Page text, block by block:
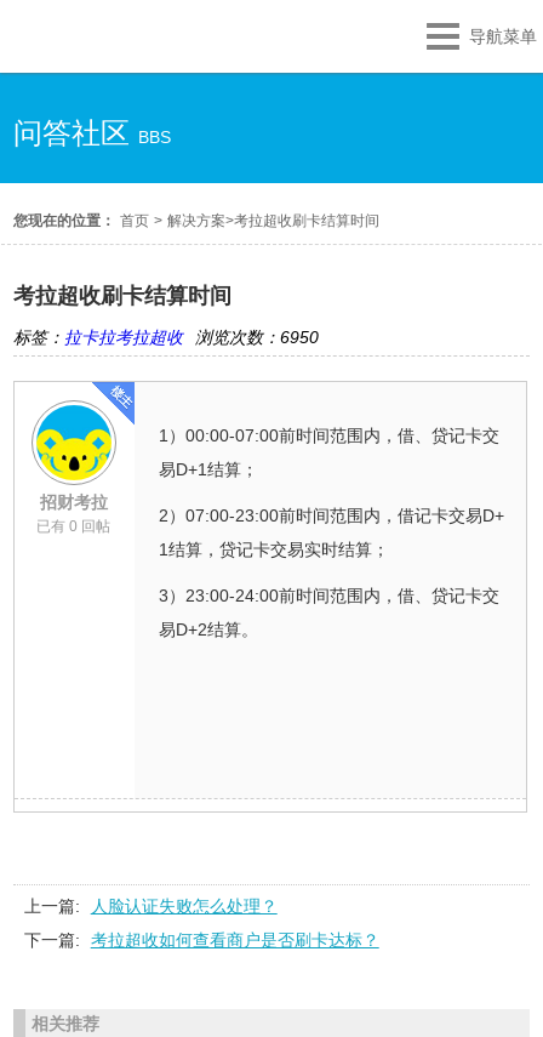
导航菜单
问答社区 BBS
您现在的位置： 首页 > 解决方案>考拉超收刷卡结算时间
考拉超收刷卡结算时间
标签： 拉卡拉考拉超收 浏览次数：6950
招财考拉
已有 0 回帖
1）00:00-07:00前时间范围内，借、贷记卡交
易D+1结算；
2）07:00-23:00前时间范围内，借记卡交易D+
1结算，贷记卡交易实时结算；
3）23:00-24:00前时间范围内，借、贷记卡交
易D+2结算。
上一篇:
人脸认证失败怎么处理？
下一篇:
考拉超收如何查看商户是否刷卡达标？
相关推荐